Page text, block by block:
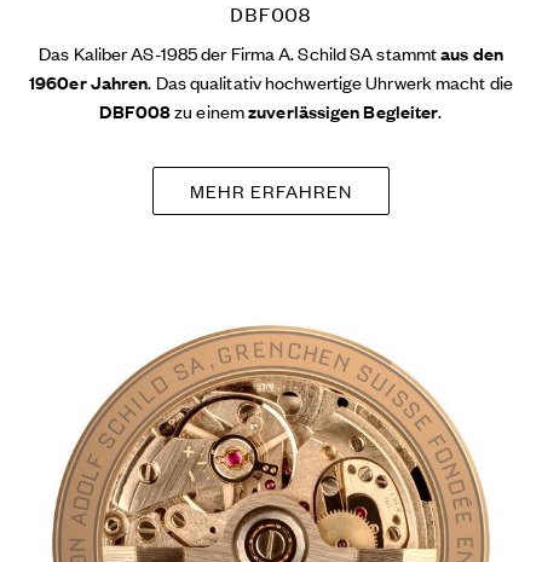
DBF008
Das Kaliber AS-1985 der Firma A. Schild SA stammtaus den
1960er Jahren. Das qualitativ hochwertige Uhrwerk macht die
DBF008zu einemzuverlässigen Begleiter.
MEHR ERFAHREN